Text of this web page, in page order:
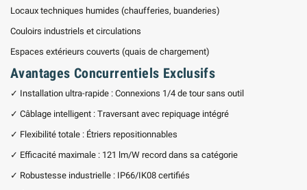
Locaux techniques humides (chaufferies, buanderies)
Couloirs industriels et circulations
Espaces extérieurs couverts (quais de chargement)
Avantages Concurrentiels Exclusifs
✓ Installation ultra-rapide : Connexions 1/4 de tour sans outil
✓ Câblage intelligent : Traversant avec repiquage intégré
✓ Flexibilité totale : Étriers repositionnables
✓ Efficacité maximale : 121 lm/W record dans sa catégorie
✓ Robustesse industrielle : IP66/IK08 certifiés